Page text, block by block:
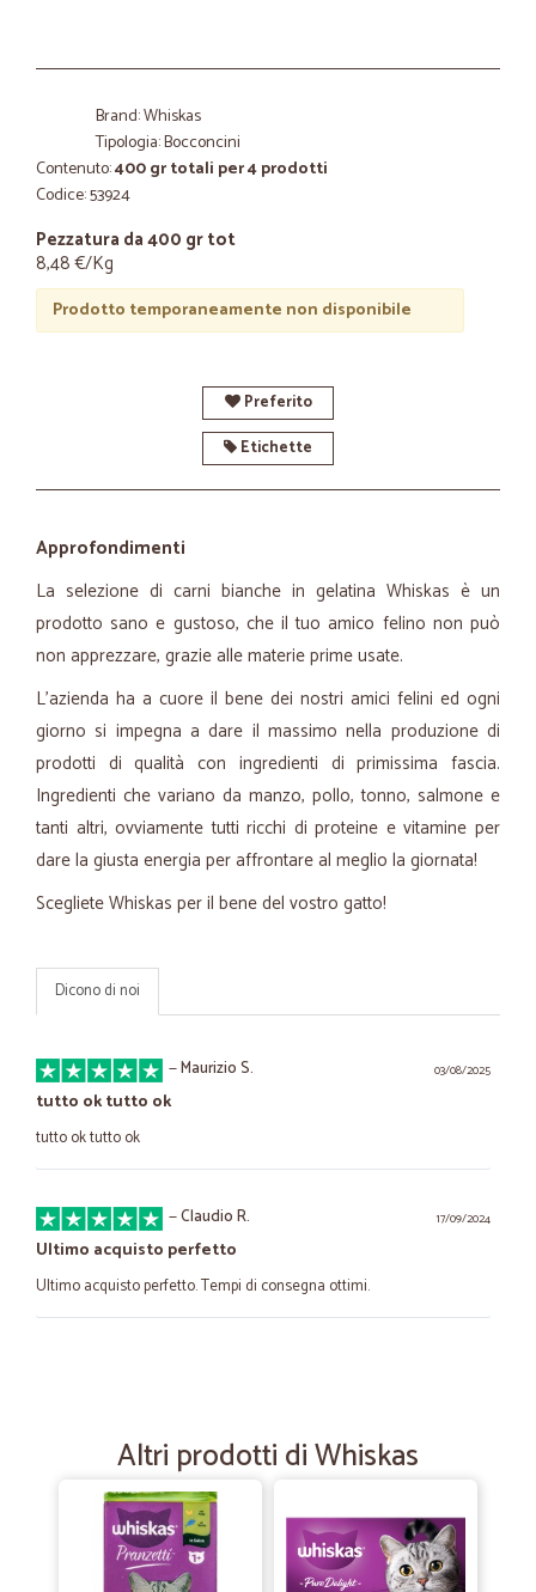
Brand: Whiskas
Tipologia: Bocconcini
Contenuto:400 gr totali per 4 prodotti
Codice: 53924
Pezzatura da 400 gr tot
8,48 €/Kg
Prodotto temporaneamente non disponibile
Preferito
Etichette
Approfondimenti
La selezione di carni bianche in gelatina Whiskas è un
prodotto sano e gustoso, che il tuo amico felino non può
non apprezzare, grazie alle materie prime usate.
L'azienda ha a cuore il bene dei nostri amici felini ed ogni
giorno si impegna a dare il massimo nella produzione di
prodotti di qualità con ingredienti di primissima fascia.
Ingredienti che variano da manzo, pollo, tonno, salmone e
tanti altri, ovviamente tutti ricchi di proteine e vitamine per
dare la giusta energia per affrontare al meglio la giornata!
Scegliete Whiskas per il bene del vostro gatto!
Dicono di noi
03/08/2025
—Maurizio S.
tutto ok tutto ok
tutto ok tutto ok
17/09/2024
—Claudio R.
Ultimo acquisto perfetto
Ultimo acquisto perfetto. Tempi di consegna ottimi.
31/05/2023
— Fabrizio D.
Prezzi interessanti e spedizioni veloci
Prezzi interessanti e soprattutto spedizioni velocissime.
Altri prodotti di Whiskas